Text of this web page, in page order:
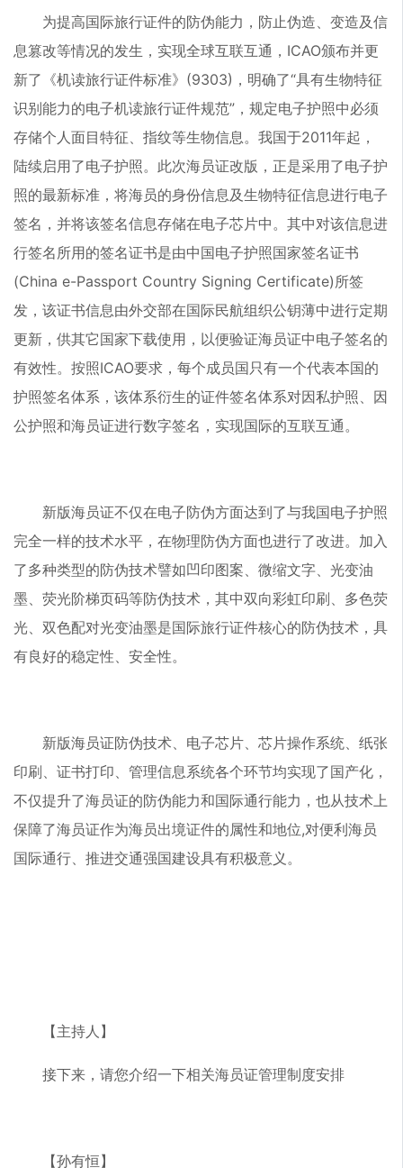
为提高国际旅行证件的防伪能力，防止伪造、变造及信
息篡改等情况的发生，实现全球互联互通，ICAO颁布并更
新了《机读旅行证件标准》(9303)，明确了“具有生物特征
识别能力的电子机读旅行证件规范”，规定电子护照中必须
存储个人面目特征、指纹等生物信息。我国于2011年起，
陆续启用了电子护照。此次海员证改版，正是采用了电子护
照的最新标准，将海员的身份信息及生物特征信息进行电子
签名，并将该签名信息存储在电子芯片中。其中对该信息进
行签名所用的签名证书是由中国电子护照国家签名证书
(China e-Passport Country Signing Certificate)所签
发，该证书信息由外交部在国际民航组织公钥薄中进行定期
更新，供其它国家下载使用，以便验证海员证中电子签名的
有效性。按照ICAO要求，每个成员国只有一个代表本国的
护照签名体系，该体系衍生的证件签名体系对因私护照、因
公护照和海员证进行数字签名，实现国际的互联互通。
新版海员证不仅在电子防伪方面达到了与我国电子护照
完全一样的技术水平，在物理防伪方面也进行了改进。加入
了多种类型的防伪技术譬如凹印图案、微缩文字、光变油
墨、荧光阶梯页码等防伪技术，其中双向彩虹印刷、多色荧
光、双色配对光变油墨是国际旅行证件核心的防伪技术，具
有良好的稳定性、安全性。
新版海员证防伪技术、电子芯片、芯片操作系统、纸张
印刷、证书打印、管理信息系统各个环节均实现了国产化，
不仅提升了海员证的防伪能力和国际通行能力，也从技术上
保障了海员证作为海员出境证件的属性和地位,对便利海员
国际通行、推进交通强国建设具有积极意义。
【主持人】
接下来，请您介绍一下相关海员证管理制度安排
【孙有恒】